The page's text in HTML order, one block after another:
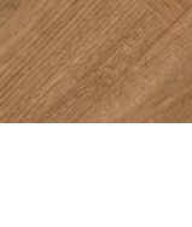
Sie haben
eine
Unser Team